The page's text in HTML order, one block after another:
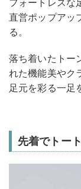
フォートレスな
直営ポップアッ
る。
落ち着いたトー
れた機能美やク
足元を彩る一足
先着でトー